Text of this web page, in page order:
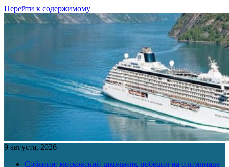
Перейти к содержимому
9 августа, 2026
Собянин: московский школьник победил на олимпиаде